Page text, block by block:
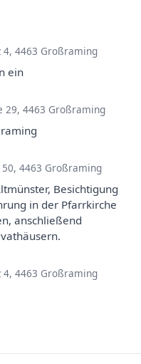
4, 4463 Großraming
ein
29, 4463 Großraming
4463 Großraming
Besichtigung
in der Pfarrkirche
anschließend
4, 4463 Großraming